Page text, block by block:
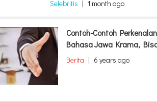
Selebritis | 1 month ago
Contoh-Contoh
Bahasa Jawa Krama,
Berita | 6 years ago